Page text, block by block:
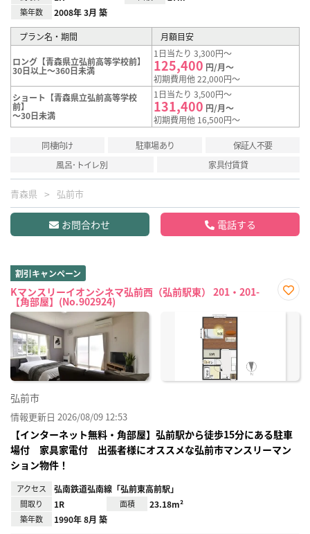
築年数 2008年 3月 築
プラン名・期間 月額目安
ロング【青森県立弘前高等学校前】
30日以上～360日未満
1日当たり 3,300円～
125,400 円/月～
初期費用他 22,000円～
ショート【青森県立弘前高等学校
前】
～30日未満
1日当たり 3,500円～
131,400 円/月～
初期費用他 16,500円～
同棲向け 駐車場あり
保証人不要
風呂･トイレ別
家具付賃貸
青森県 弘前市
お問合わせ 電話する
割引キャンペーン
Kマンスリーイオンシネマ弘前西（弘前駅東） 201・201-
【角部屋】(No.902924)
に入
弘前市
情報更新日 2026/08/09 12:53
【インターネット無料・角部屋】弘前駅から徒歩15分にある駐車
場付 家具家電付 出張者様にオススメな弘前市マンスリーマン
ション物件！
アクセス 弘南鉄道弘南線「弘前東高前駅」
間取り 1R 面積 23.18m²
築年数 1990年 8月 築